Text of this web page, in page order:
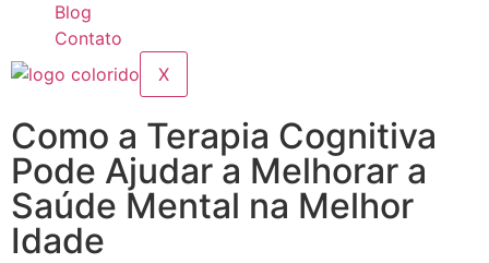
Blog
Contato
X
Como a Terapia Cognitiva
Pode Ajudar a Melhorar a
Saúde Mental na Melhor
Idade